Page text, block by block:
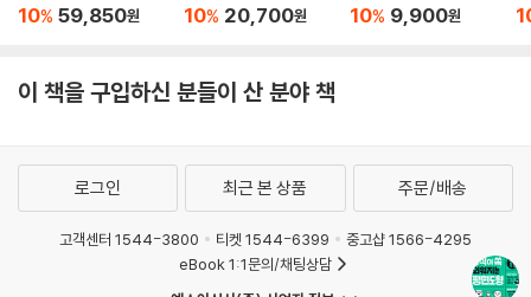
년)
10% 59,850원
기) 초등 5 (2026년)
10% 20,700원
26년)
10% 9,900원
이 책을 구입하신 분들이 산 분야 책
로그인 최근 본 상품 주문/배송
고객센터 1544-3800 티켓 1544-6399
중고샵 1566-4295
eBook 1:1문의/채팅상담